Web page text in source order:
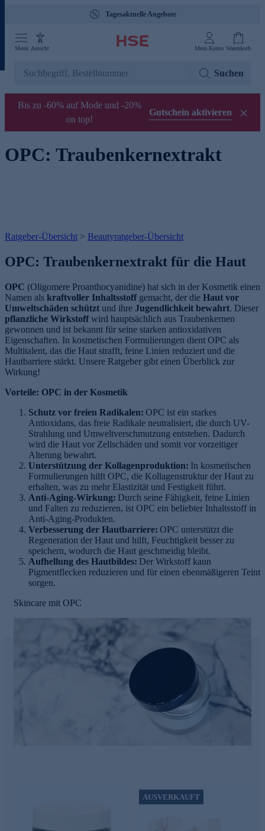
Tagesaktuelle Angebote
Menü Ansicht Mein Konto Warenkorb
Suchen
Bis zu -60% auf Mode und -20%
on top!
Gutschein aktivieren
OPC: Traubenkernextrakt
Ratgeber-Übersicht > Beautyratgeber-Übersicht
OPC: Traubenkernextrakt für die Haut
OPC (Oligomere Proanthocyanidine) hat sich in der Kosmetik einen
Namen als kraftvoller Inhaltsstoff gemacht, der die Haut vor
Umweltschäden schützt und ihre Jugendlichkeit bewahrt. Dieser
pflanzliche Wirkstoffwird hauptsächlich aus Traubenkernen
gewonnen und ist bekannt für seine starken antioxidativen
Eigenschaften. In kosmetischen Formulierungen dient OPC als
Multitalent, das die Haut strafft, feine Linien reduziert und die
Hautbarriere stärkt. Unsere Ratgeber gibt einen Überblick zur
Wirkung!
Vorteile: OPC in der Kosmetik
Schutz vor freien Radikalen: OPC ist ein starkes
Antioxidans, das freie Radikale neutralisiert, die durch UV-
Strahlung und Umweltverschmutzung entstehen. Dadurch
wird die Haut vor Zellschäden und somit vor vorzeitiger
Alterung bewahrt.
Unterstützung der Kollagenproduktion: In kosmetischen
Formulierungen hilft OPC, die Kollagenstruktur der Haut zu
erhalten, was zu mehr Elastizität und Festigkeit führt.
Anti-Aging-Wirkung: Durch seine Fähigkeit, feine Linien
und Falten zu reduzieren, ist OPC ein beliebter Inhaltsstoff in
Anti-Aging-Produkten.
Verbesserung der Hautbarriere: OPC unterstützt die
Regeneration der Haut und hilft, Feuchtigkeit besser zu
speichern, wodurch die Haut geschmeidig bleibt.
Aufhellung des Hautbildes: Der Wirkstoff kann
Pigmentflecken reduzieren und für einen ebenmäßigeren Teint
sorgen.
Skincare mit OPC
AUSVERKAUFT